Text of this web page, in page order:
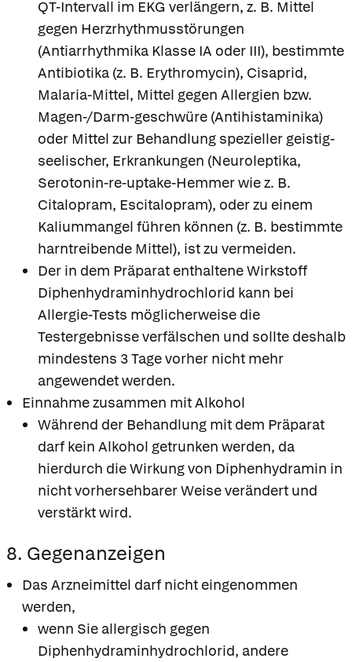
QT-Intervall im EKG verlängern, z. B. Mittel
gegen Herzrhythmusstörungen
(Antiarrhythmika Klasse IA oder III), bestimmte
Antibiotika (z. B. Erythromycin), Cisaprid,
Malaria-Mittel, Mittel gegen Allergien bzw.
Magen-/Darm-geschwüre (Antihistaminika)
oder Mittel zur Behandlung spezieller geistig-
seelischer, Erkrankungen (Neuroleptika,
Serotonin-re-uptake-Hemmer wie z. B.
Citalopram, Escitalopram), oder zu einem
Kaliummangel führen können (z. B. bestimmte
harntreibende Mittel), ist zu vermeiden.
Der in dem Präparat enthaltene Wirkstoff
Diphenhydraminhydrochlorid kann bei
Allergie-Tests möglicherweise die
Testergebnisse verfälschen und sollte deshalb
mindestens 3 Tage vorher nicht mehr
angewendet werden.
Einnahme zusammen mit Alkohol
Während der Behandlung mit dem Präparat
darf kein Alkohol getrunken werden, da
hierdurch die Wirkung von Diphenhydramin in
nicht vorhersehbarer Weise verändert und
verstärkt wird.
8. Gegenanzeigen
Das Arzneimittel darf nicht eingenommen
werden,
wenn Sie allergisch gegen
Diphenhydraminhydrochlorid, andere